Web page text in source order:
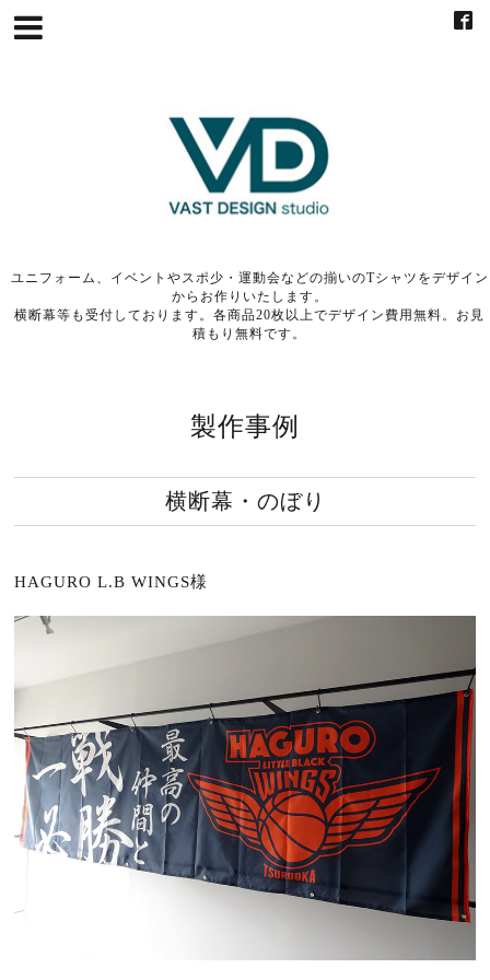
ユニフォーム、イベントやスポ少・運動会などの揃いのTシャツをデザイン
からお作りいたします。
横断幕等も受付しております。各商品20枚以上でデザイン費用無料。お見
積もり無料です。
製作事例
横断幕・のぼり
HAGURO L.B WINGS様